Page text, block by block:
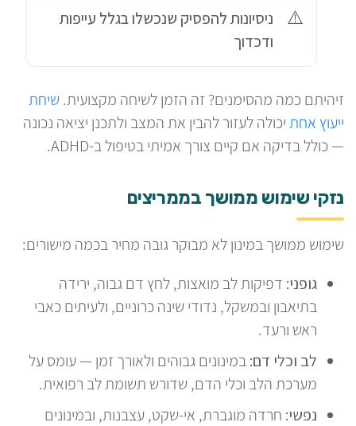
ניסיונות להפסיק שנכשלו בגלל עייפות
ודכדוך
זיהיתם כמה מהסימנים? זה הזמן לשיחה מקצועית. שיחת
ייעוץ אחתיכולה לעזור להבין את המצב ולתכנן יציאה נכונה
— כולל בדיקה אם קיים צורך אמיתי בטיפול ב-ADHD.
נזקי שימוש ממושך בממריצים
שימוש ממושך במינון לא מבוקר גובה מחיר בכמה מישורים:
גופני: דפיקות לב מואצות, לחץ דם גבוה, ירידה
בתיאבון ובמשקל, נדודי שינה כרוניים, ולעיתים כאבי
ראש ורעד.
לב וכלי דם:במינונים גבוהים ולאורך זמן — עומס על
מערכת הלב וכלי הדם, שדורש תשומת לב רפואית.
נפשי: חרדה מוגברת, אי-שקט, עצבנות, ובמינונים